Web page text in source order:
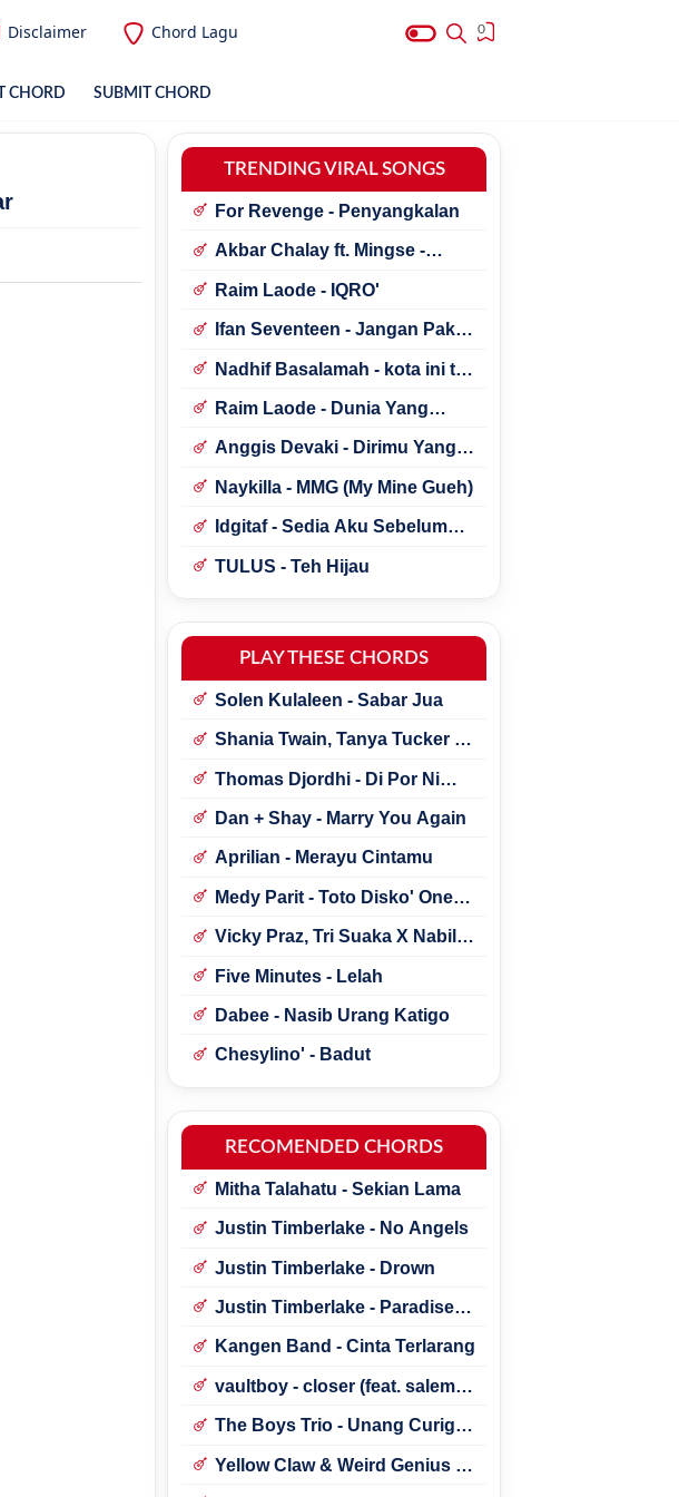
Disclaimer Chord Lagu 0
CHORD SUBMIT CHORD
TRENDING VIRAL SONGS
For Revenge - Penyangkalan
Akbar Chalay ft. Mingse -
Raim Laode - IQRO'
Ifan Seventeen - Jangan Paksa
Nadhif Basalamah - kota ini tak
Raim Laode - Dunia Yang
Anggis Devaki - Dirimu Yang
Naykilla - MMG (My Mine Gueh)
Idgitaf - Sedia Aku Sebelum
TULUS - Teh Hijau
PLAY THESE CHORDS
Solen Kulaleen - Sabar Jua
Shania Twain, Tanya Tucker -
Thomas Djordhi - Di Por Ni
Dan + Shay - Marry You Again
Aprilian - Merayu Cintamu
Medy Parit - Toto Disko' One
Vicky Praz, Tri Suaka X Nabila
Five Minutes - Lelah
Dabee - Nasib Urang Katigo
Chesylino' - Badut
RECOMENDED CHORDS
Mitha Talahatu - Sekian Lama
Justin Timberlake - No Angels
Justin Timberlake - Drown
Justin Timberlake - Paradise ft.
Kangen Band - Cinta Terlarang
vaultboy - closer (feat. salem
The Boys Trio - Unang Curigai
Yellow Claw & Weird Genius -